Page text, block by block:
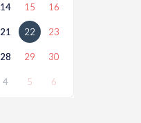
14 15 16
21 22 23
28 29 30
4 5 6